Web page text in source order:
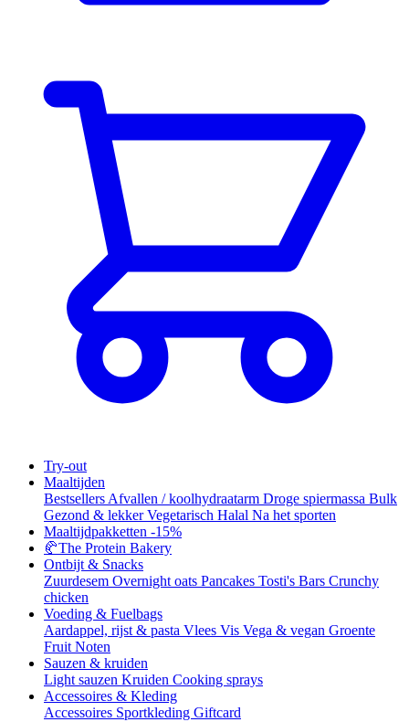
Try-out
Maaltijden
Bestsellers Afvallen / koolhydraatarm Droge spiermassa Bulk
Gezond & lekkerVegetarisch Halal Na het sporten
Maaltijdpakketten -15%
🥐The Protein Bakery
Ontbijt & Snacks
Zuurdesem Overnight oats Pancakes Tosti's Bars Crunchy
chicken
Voeding & Fuelbags
Aardappel, rijst & pasta Vlees Vis Vega & vegan Groente
Fruit Noten
Sauzen & kruiden
Light sauzen Kruiden Cooking sprays
Accessoires & Kleding
Accessoires Sportkleding Giftcard